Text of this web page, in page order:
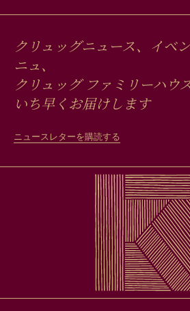
クリュッグニュース、イベ
ニュ、
クリュッグ ファミリーハ
いち早くお届けします
ニュースレターを購読する